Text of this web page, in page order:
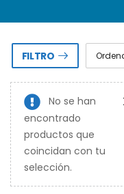
FILTRO
No se han
encontrado
productos que
coincidan con tu
selección.